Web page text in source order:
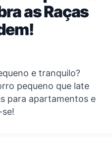
as Raças
e tranquilo?
pequeno que late
para apartamentos e